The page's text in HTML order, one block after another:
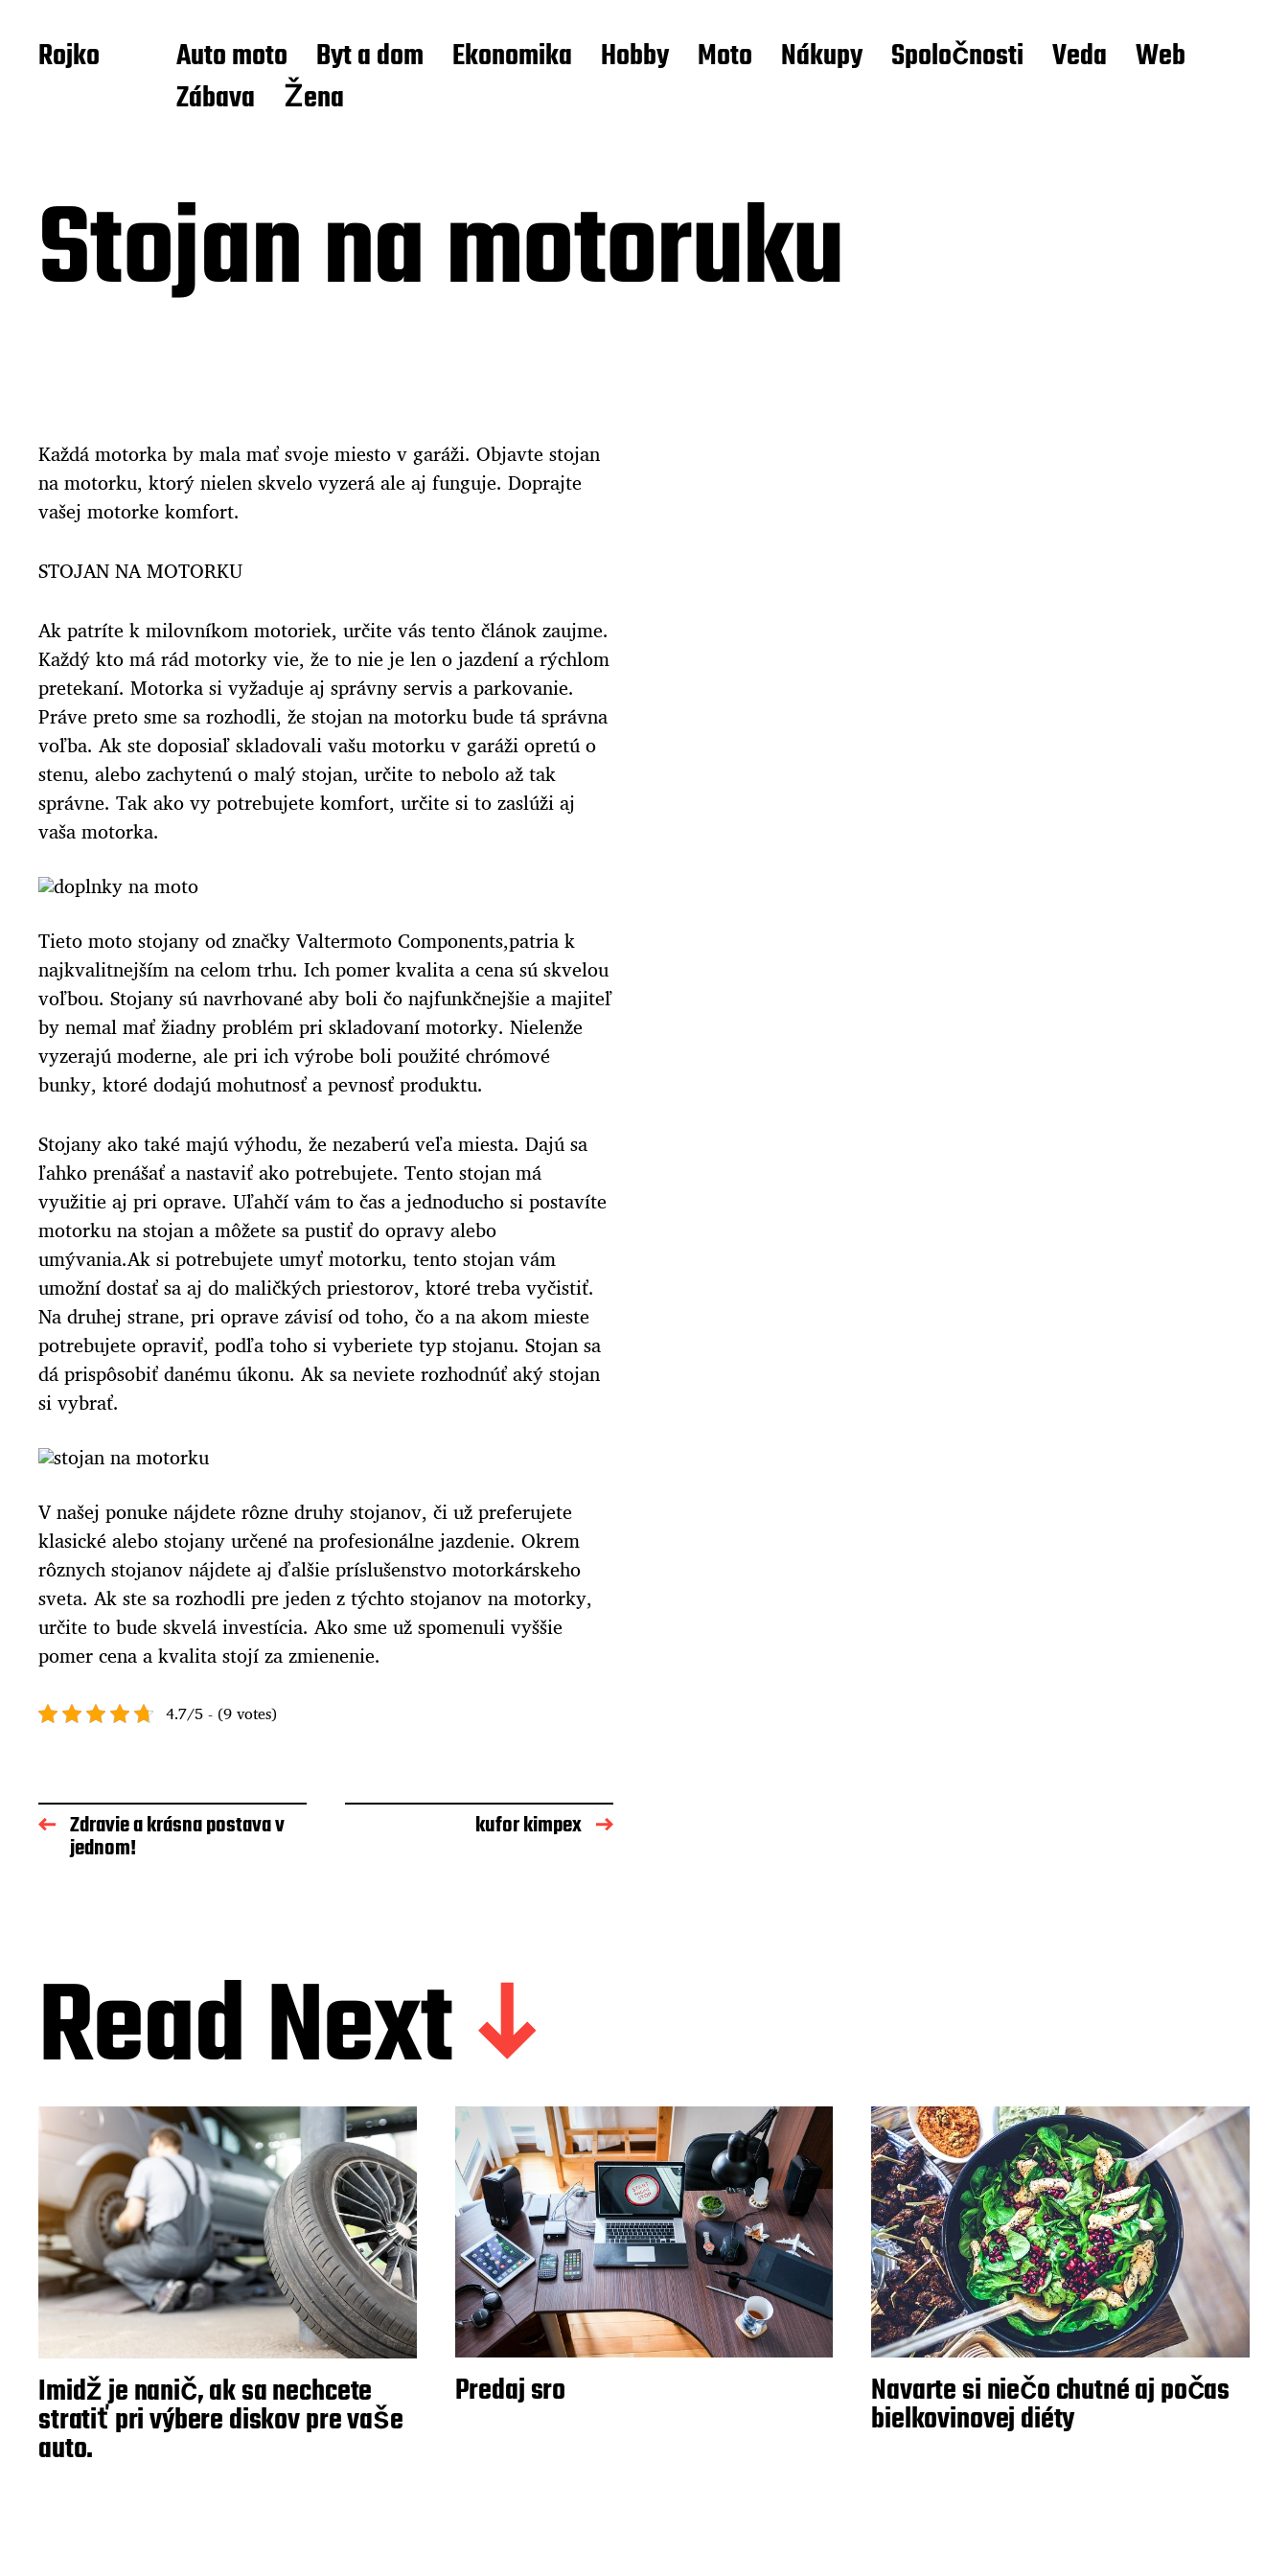
Rojko Auto moto Byt a dom Ekonomika Hobby Moto Nákupy Spoločnosti Veda
Web
Zábava
Žena
Stojan na motoruku
Každá motorka by mala mať svoje miesto v garáži. Objavte stojan
na motorku, ktorý nielen skvelo vyzerá ale aj funguje. Doprajte
vašej motorke komfort.
STOJAN NA MOTORKU
Ak patríte k milovníkom motoriek, určite vás tento článok zaujme.
Každý kto má rád motorky vie, že to nie je len o jazdení a rýchlom
pretekaní. Motorka si vyžaduje aj správny servis a parkovanie.
Práve preto sme sa rozhodli, že stojan na motorku bude tá správna
voľba. Ak ste doposiaľ skladovali vašu motorku v garáži opretú o
stenu, alebo zachytenú o malý stojan, určite to nebolo až tak
správne. Tak ako vy potrebujete komfort, určite si to zaslúži aj
vaša motorka.
Tieto moto stojany od značky Valtermoto Components,patria k
najkvalitnejším na celom trhu. Ich pomer kvalita a cena sú skvelou
voľbou. Stojany sú navrhované aby boli čo najfunkčnejšie a majiteľ
by nemal mať žiadny problém pri skladovaní motorky. Nielenže
vyzerajú moderne, ale pri ich výrobe boli použité chrómové
bunky, ktoré dodajú mohutnosť a pevnosť produktu.
Stojany ako také majú výhodu, že nezaberú veľa miesta. Dajú sa
ľahko prenášať a nastaviť ako potrebujete. Tento stojan má
využitie aj pri oprave. Uľahčí vám to čas a jednoducho si postavíte
motorku na stojan a môžete sa pustiť do opravy alebo
umývania.Ak si potrebujete umyť motorku, tento stojan vám
umožní dostať sa aj do maličkých priestorov, ktoré treba vyčistiť.
Na druhej strane, pri oprave závisí od toho, čo a na akom mieste
potrebujete opraviť, podľa toho si vyberiete typ stojanu. Stojan sa
dá prispôsobiť danému úkonu. Ak sa neviete rozhodnúť aký stojan
si vybrať.
V našej ponuke nájdete rôzne druhy stojanov, či už preferujete
klasické alebo stojany určené na profesionálne jazdenie. Okrem
rôznych stojanov nájdeteaj ďalšie príslušenstvo motorkárskeho
sveta. Ak ste sa rozhodli pre jeden z týchto stojanov na motorky,
určite to bude skvelá investícia. Ako sme už spomenuli vyššie
pomer cena a kvalita stojí za zmienenie.
4.7/5 - (9 votes)
Zdravie a krásna postava v
jednom!
kufor kimpex
Read Next
Imidž je nanič, ak sa nechcete
stratiť pri výbere diskov pre vaše
auto.
Predaj sro Navarte si niečo chutné aj počas
bielkovinovej diéty